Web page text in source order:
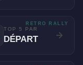
TOP 5 PAR
DÉPART
RETRO RALLY